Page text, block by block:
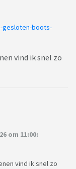
gesloten-boots-
vind ik snel zo
om 11:00:
vind ik snel zo